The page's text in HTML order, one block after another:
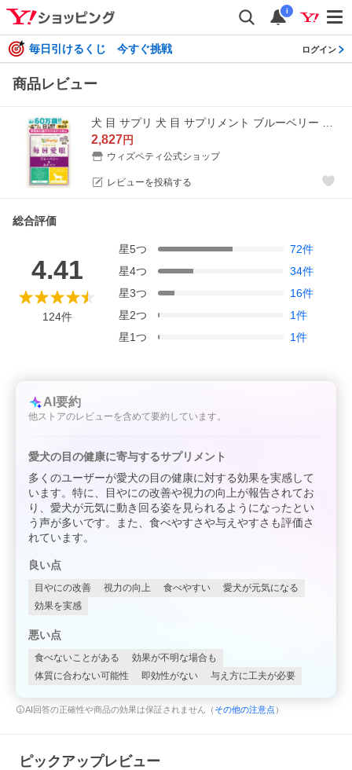
i
毎日引けるくじ 今すぐ挑戦 ログイン
商品レビュー
2,827円
ウィズペティ公式ショップ
レビューを投稿する
総合評価
4.41
124件
星5つ 72件
星4つ 34件
星3つ 16件
星2つ 1件
星1つ 1件
AI要約
他ストアのレビューを含めて要約しています。
愛犬の目の健康に寄与するサプリメント
多くのユーザーが愛犬の目の健康に対する効果を実感して
います。特に、目やにの改善や視力の向上が報告されてお
り、愛犬が元気に動き回る姿を見られるようになったとい
う声が多いです。また、食べやすさや与えやすさも評価さ
れています。
良い点
目やにの改善 視力の向上 食べやすい
愛犬が元気になる
効果を実感
悪い点
食べないことがある
効果が不明な場合も
体質に合わない可能性
即効性がない 与え方に工夫が必要
AI回答の正確性や商品の効果は保証されません（ その他の注意点 ）
ピックアップレビュー